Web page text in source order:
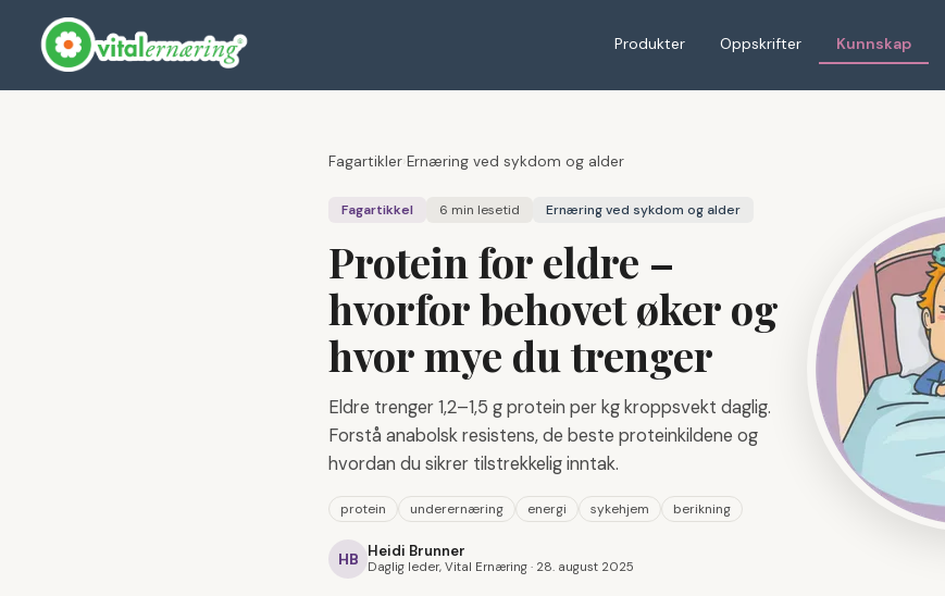
Produkter Oppskrifter Kunnskap
Fagartikler Ernæring ved sykdom og alder
Fagartikkel 6 min lesetid Ernæring ved sykdom og alder
Protein for eldre –
hvorfor behovet øker og
hvor mye du trenger
Eldre trenger 1,2–1,5 g protein per kg kroppsvekt daglig.
Forstå anabolsk resistens, de beste proteinkildene og
hvordan du sikrer tilstrekkelig inntak.
protein underernæring energi sykehjem berikning
HB Heidi Brunner
Daglig leder, Vital Ernæring · 28. august 2025